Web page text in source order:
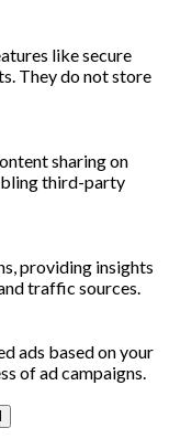
like secure
They do not store
sharing on
third-party
providing insights
traffic sources.
ads based on your
of ad campaigns.